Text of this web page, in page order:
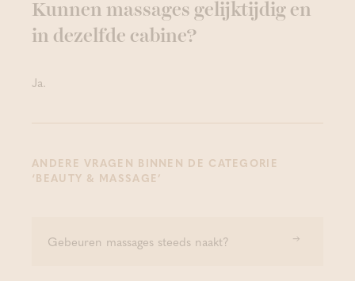
Kunnen massages gelijktijdig en
in dezelfde cabine?
Ja.
ANDERE VRAGEN BINNEN DE CATEGORIE
‘BEAUTY & MASSAGE’
Gebeuren massages steeds naakt?